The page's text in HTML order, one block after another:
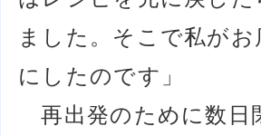
ました。そこで私が
にしたのです」
再出発のために数日